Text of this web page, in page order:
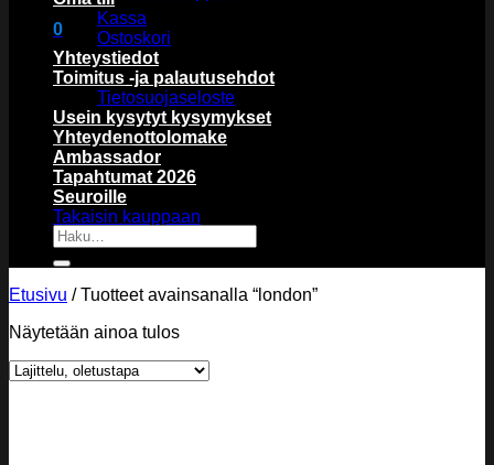
0
Ostoskori
Ostoskori on tyhjä.
Takaisin kauppaan
Kassa
Ostoskori
Yhteystiedot
Toimitus -ja palautusehdot
Tietosuojaseloste
Usein kysytyt kysymykset
Yhteydenottolomake
Ambassador
Tapahtumat 2026
Seuroille
Etsi:
Etusivu /Tuotteet avainsanalla “london”
Näytetään ainoa tulos